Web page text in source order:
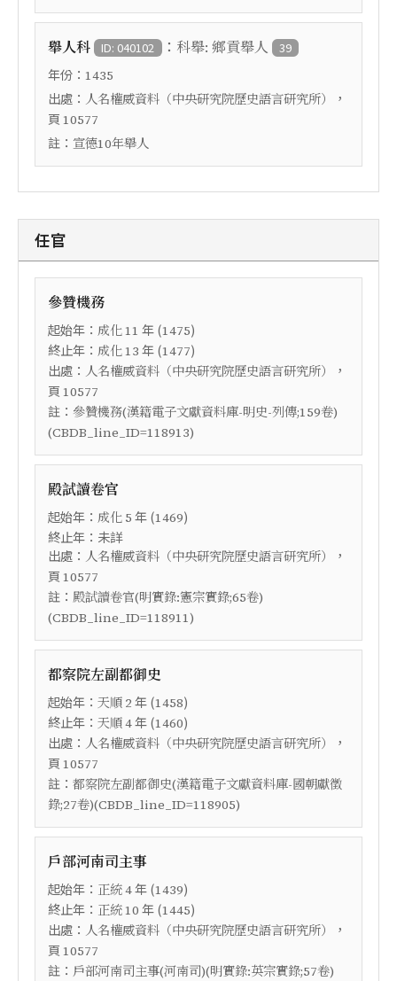
舉人科 ID: 040102 ： 科舉: 鄉貢舉人 39
年份： 1435
出處： 人名權威資料（中央研究院歷史語言研究所）
，
頁 10577
註： 宣德10年舉人
任官
參贊機務
起始年： 成化11 年 (1475)
終止年： 成化13 年 (1477)
出處： 人名權威資料（中央研究院歷史語言研究所）
，
頁 10577
註： 參贊機務(漢籍電子文獻資料庫-明史-列傳;159卷)
(CBDB_line_ID=118913)
殿試讀卷官
起始年： 成化 5 年 (1469)
終止年：未詳
出處： 人名權威資料（中央研究院歷史語言研究所）
，
頁 10577
註： 殿試讀卷官(明實錄:憲宗實錄;65卷)
(CBDB_line_ID=118911)
都察院左副都御史
起始年： 天順 2 年 (1458)
終止年： 天順4年 (1460)
出處： 人名權威資料（中央研究院歷史語言研究所）
，
頁 10577
註： 都察院左副都御史(漢籍電子文獻資料庫-國朝獻徵
錄;27卷)(CBDB_line_ID=118905)
戶部河南司主事
起始年： 正統4年 (1439)
終止年： 正統10 年 (1445)
出處： 人名權威資料（中央研究院歷史語言研究所）
，
頁 10577
註： 戶部河南司主事(河南司)(明實錄:英宗實錄;57卷)